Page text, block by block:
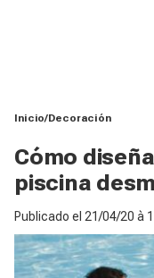
Inicio Decoración
Cómo
piscina
Publicado el 21/04/20 à